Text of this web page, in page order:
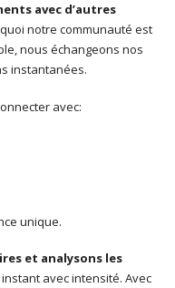
avec d’autres
notre communauté est
nous échangeons nos
instantanées.
avec:
unique.
et analysons les
avec intensité. Avec